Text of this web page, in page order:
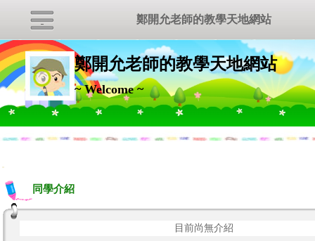
鄭開允老師的教學天地網站
~ Welcome ~
:::
同學介紹
目前尚無介紹
鄭開允老師的教學天地網站